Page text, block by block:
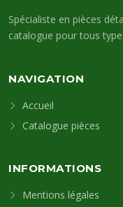
Spécialiste en pièces
catalogue pour tous
NAVIGATION
Accueil
Catalogue pièces
INFORMATIONS
Mentions légales